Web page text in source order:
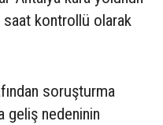
saat kontrollü olarak
soruşturma
geliş nedeninin